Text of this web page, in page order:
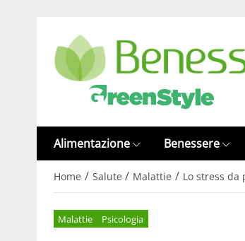
Alimentazione Benessere
Home / Salute / Malattie / Lo stress da
Malattie Psicologia